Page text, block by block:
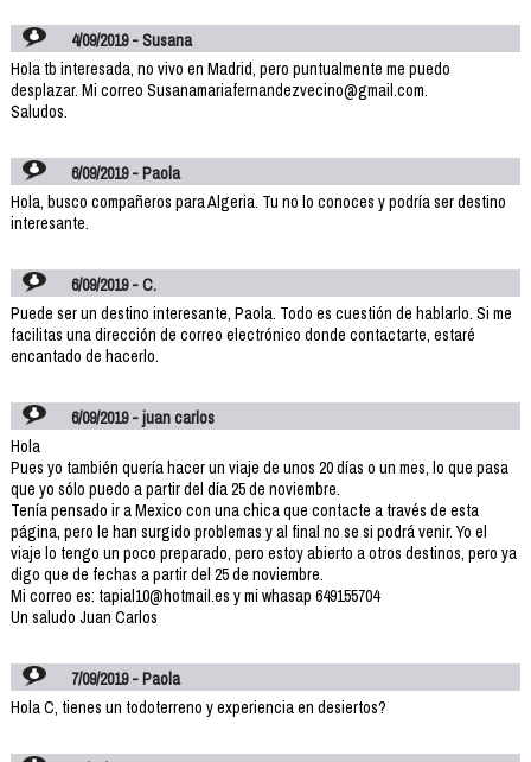
4/09/2019 - Susana
Hola tb interesada, no vivo en Madrid, pero puntualmente me puedo
desplazar. Mi correo Susanamariafernandezvecino@gmail.com.
Saludos.
6/09/2019 - Paola
Hola, busco compañeros para Algeria. Tu no lo conoces y podría ser destino
interesante.
6/09/2019 - C.
Puede ser un destino interesante, Paola. Todo es cuestión de hablarlo. Si me
facilitas una dirección de correo electrónico donde contactarte, estaré
encantado de hacerlo.
6/09/2019 - juan carlos
Hola
Pues yo también quería hacer un viaje de unos 20 días o un mes, lo que pasa
que yo sólo puedo a partir del día 25 de noviembre.
Tenía pensado ir a Mexico con una chica que contacte a través de esta
página, pero le han surgido problemas y al final no se si podrá venir. Yo el
viaje lo tengo un poco preparado, pero estoy abierto a otros destinos, pero ya
digo que de fechas a partir del 25 de noviembre.
Mi correo es: tapial10@hotmail.es y mi whasap 649155704
Un saludo Juan Carlos
7/09/2019 - Paola
Hola C, tienes un todoterreno y experiencia en desiertos?